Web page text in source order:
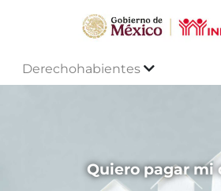
Derechohabientes
Quiero pagar mi